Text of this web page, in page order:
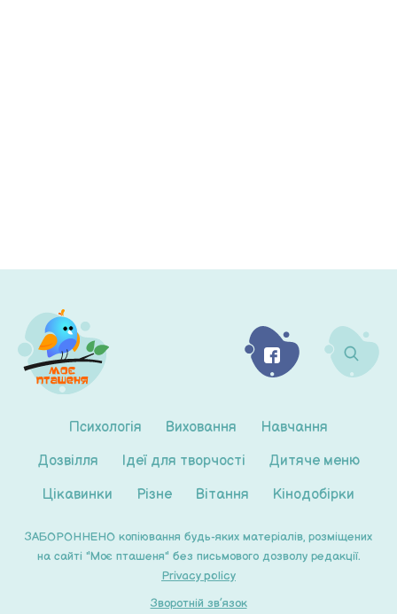
Психологія Виховання
Навчання
Дозвілля
Ідеї для творчості
Дитяче меню
Цікавинки
Різне Вітання Кінодобірки
ЗАБОРОННЕНО копіювання будь-яких матеріалів, розміщених
на сайті "Моє пташеня" без письмового дозволу редакції.
Privacy policy
Зворотній зв’язок